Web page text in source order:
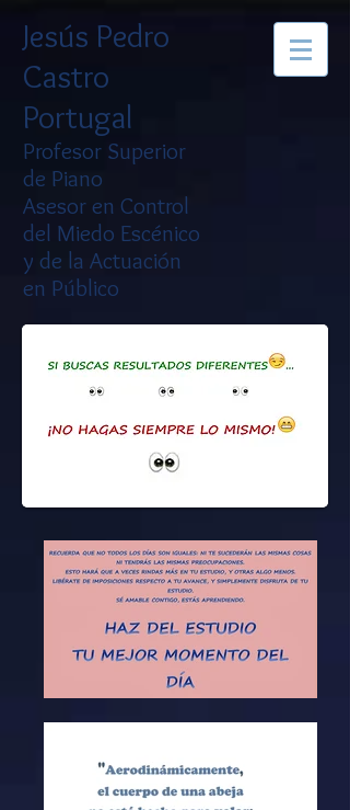
Jesús Pedro
Castro
Portugal
Profesor Superior
de Piano
Asesor en Control
del Miedo Escénico
y de la Actuación
en Público